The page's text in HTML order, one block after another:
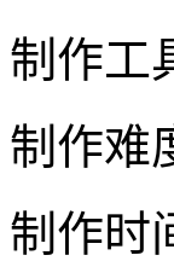
制作工
制作
制作时